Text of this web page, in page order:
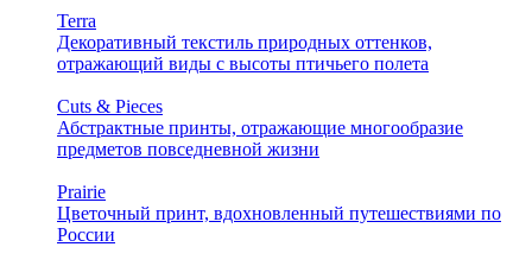
Terra
Декоративный текстиль природных оттенков,
отражающий виды с высоты птичьего полета
Cuts & Pieces
Абстрактные принты, отражающие многообразие
предметов повседневной жизни
Prairie
Цветочный принт, вдохновленный путешествиями по
России